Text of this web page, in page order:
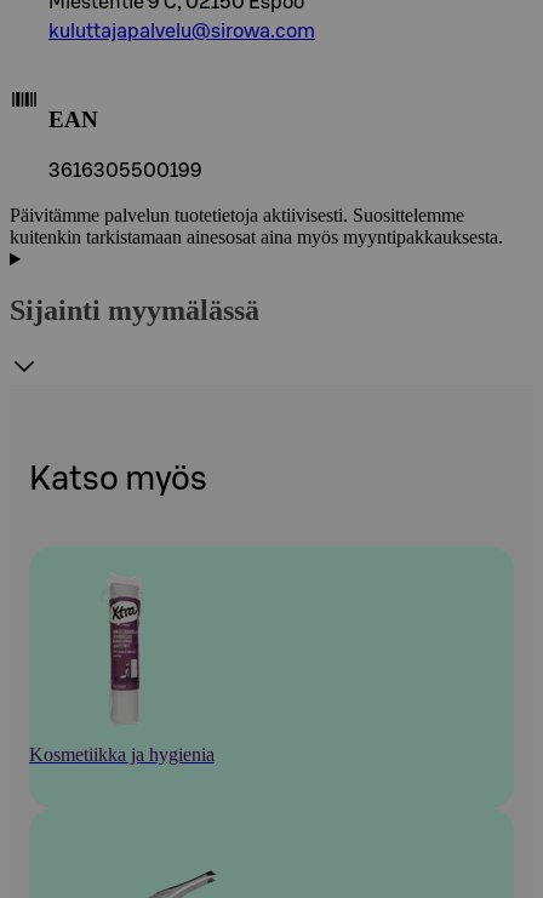
kuluttajapalvelu@sirowa.com
EAN
3616305500199
Päivitämme palvelun tuotetietoja aktiivisesti. Suosittelemme
kuitenkin tarkistamaan ainesosat aina myös myyntipakkauksesta.
Sijainti myymälässä
Katso myös
Kosmetiikka ja hygienia